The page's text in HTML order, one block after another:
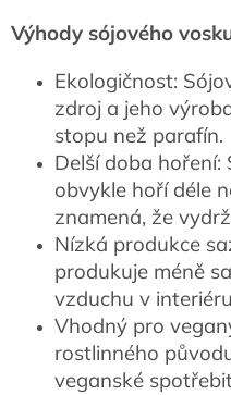
Výhody sójového
Ekologičnost:
zdroj a jeho
stopu než parafín.
Delší doba hoření:
obvykle hoří déle
znamená, že
Nízká produkce
produkuje méně
vzduchu v
Vhodný pro
rostlinného
veganské